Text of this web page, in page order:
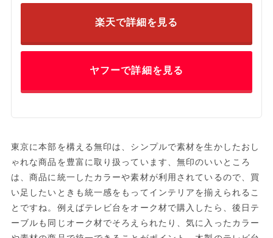
楽天で詳細を見る
ヤフーで詳細を見る
東京に本部を構える無印は、シンプルで素材を生かしたおし
ゃれな商品を豊富に取り扱っています、無印のいいところ
は、商品に統一したカラーや素材が利用されているので、買
い足したいときも統一感をもってインテリアを揃えられるこ
とですね。例えばテレビ台をオーク材で購入したら、後日テ
ーブルも同じオーク材でそろえられたり、気に入ったカラー